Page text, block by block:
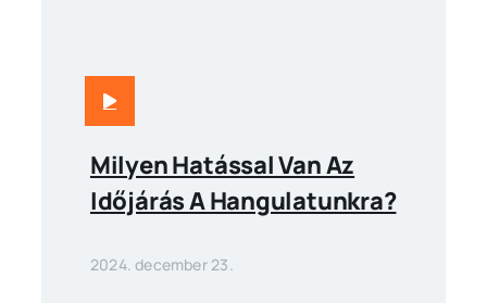
Milyen Hatással Van Az
Időjárás A Hangulatunkra?
2024. december 23.